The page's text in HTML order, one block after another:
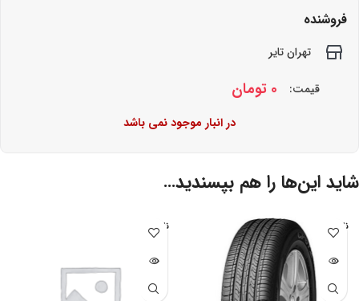
فروشنده
تهران تایر
قیمت: 0 تومان
در انبار موجود نمی باشد
شاید این‌ها را هم بپسندید…
ناموجو
د
ناموجو
د